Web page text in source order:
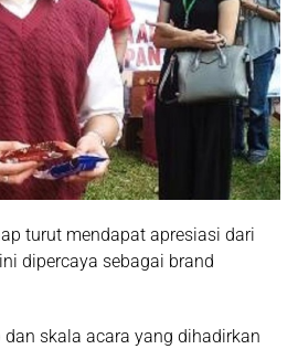
turut mendapat apresiasi dari
dipercaya sebagai brand
dan skala acara yang dihadirkan